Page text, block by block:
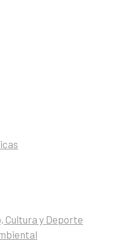
Cultura y Deporte